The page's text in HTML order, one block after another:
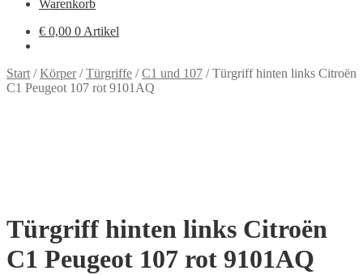
Warenkorb
€ 0,00 0 Artikel
Start /Körper/Türgriffe /C1 und 107 /Türgriff hinten links Citroën
C1 Peugeot 107 rot 9101AQ
Türgriff hinten links Citroën
C1 Peugeot 107 rot 9101AQ